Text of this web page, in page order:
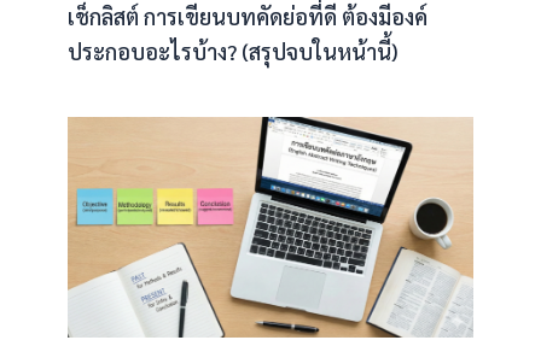
เช็กลิสต์ การเขียนบทคัดย่อที่ดี ต้องมีองค์
ประกอบอะไรบ้าง? (สรุปจบในหน้านี้)